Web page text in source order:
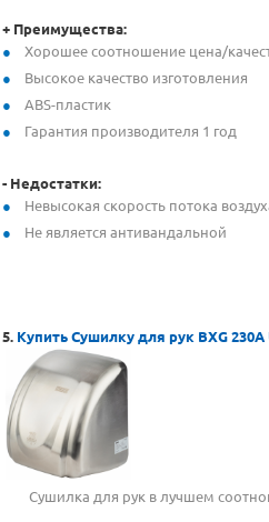
+ Преимущества:
Хорошее соотношение цена/
Высокое качество изготовления
ABS-пластик
Гарантия производителя 1 год
- Недостатки:
Невысокая скорость потока
Не является антивандальной
5. Купить Сушилку для рук BXG 230A
Сушилка для рук в лучшем